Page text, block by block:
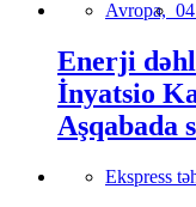
Avropa,
Enerji
İnyatsio
Aşqabada
Ekspress